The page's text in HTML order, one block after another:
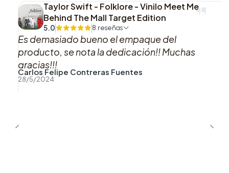
Taylor Swift - Folklore - Vinilo Meet Me
Behind The Mall Target Edition
5.0 8 reseñas
Es demasiado bueno el empaque del
producto, se nota la dedicación!! Muchas
gracias!!!
Carlos Felipe Contreras Fuentes
28/5/2024